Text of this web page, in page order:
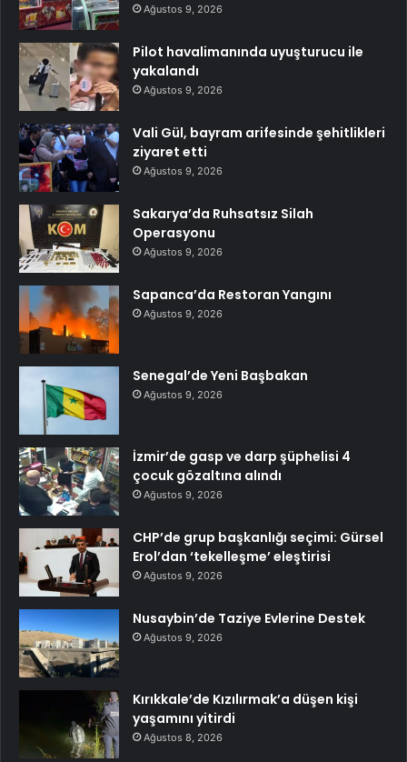
Ağustos 9, 2026
Pilot havalimanında uyuşturucu ile
yakalandı
Ağustos 9, 2026
Vali Gül, bayram arifesinde şehitlikleri
ziyaret etti
Ağustos 9, 2026
Sakarya’da Ruhsatsız Silah
Operasyonu
Ağustos 9, 2026
Sapanca’da Restoran Yangını
Ağustos 9, 2026
Senegal’de Yeni Başbakan
Ağustos 9, 2026
İzmir’de gasp ve darp şüphelisi 4
çocuk gözaltına alındı
Ağustos 9, 2026
CHP’de grup başkanlığı seçimi: Gürsel
Erol’dan ‘tekelleşme’ eleştirisi
Ağustos 9, 2026
Nusaybin’de Taziye Evlerine Destek
Ağustos 9, 2026
Kırıkkale’de Kızılırmak’a düşen kişi
yaşamını yitirdi
Ağustos 8, 2026